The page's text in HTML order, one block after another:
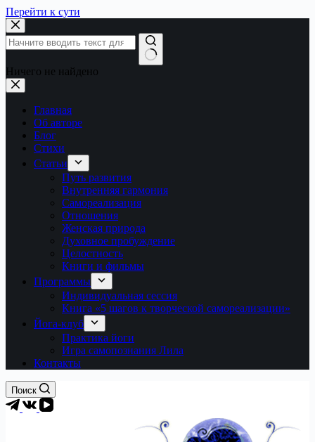
Перейти к сути
Ничего не найдено
Главная
Об авторе
Блог
Стихи
Статьи
Путь развития
Внутренняя гармония
Самореализация
Отношения
Женская природа
Духовное пробуждение
Целостность
Книги и фильмы
Программы
Индивидуальная сессия
Книга «5 шагов к творческой самореализации»
Йога-клуб
Практика йоги
Игра самопознания Лила
Контакты
Поиск